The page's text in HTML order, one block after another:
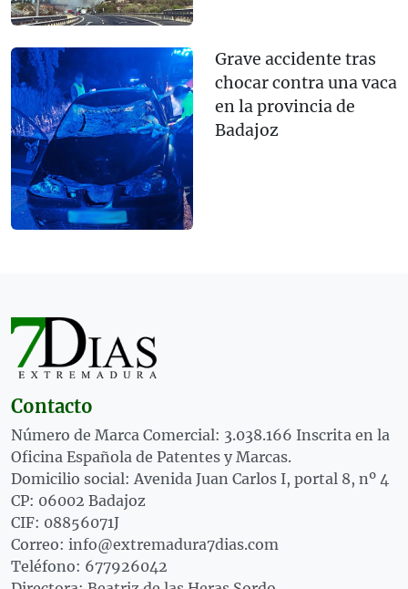
Grave accidente tras
chocar contra una vaca
en la provincia de
Badajoz
Contacto
Número de Marca Comercial: 3.038.166 Inscrita en la
Oficina Española de Patentes y Marcas.
Domicilio social: Avenida Juan Carlos I, portal 8, nº 4
CP: 06002 Badajoz
CIF: 08856071J
Correo: info@extremadura7dias.com
Teléfono: 677926042